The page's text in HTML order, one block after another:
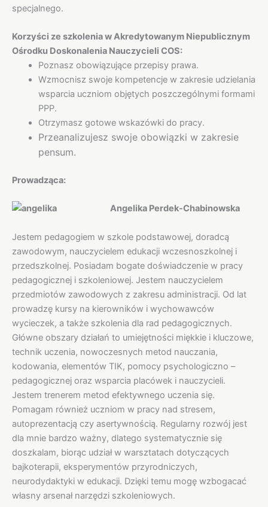
specjalnego.
Korzyści ze szkolenia w Akredytowanym Niepublicznym
Ośrodku Doskonalenia Nauczycieli COS:
Poznasz obowiązujące przepisy prawa.
Wzmocnisz swoje kompetencje w zakresie udzielania
wsparcia uczniom objętych poszczególnymi formami
PPP.
Otrzymasz gotowe wskazówki do pracy.
Przeanalizujesz swoje obowiązki w zakresie
pensum.
Prowadząca:
Angelika Perdek-Chabinowska
Jestem pedagogiem w szkole podstawowej, doradcą
zawodowym, nauczycielem edukacji wczesnoszkolnej i
przedszkolnej. Posiadam bogate doświadczenie w pracy
pedagogicznej i szkoleniowej. Jestem nauczycielem
przedmiotów zawodowych z zakresu administracji. Od lat
prowadzę kursy na kierowników i wychowawców
wycieczek, a także szkolenia dla rad pedagogicznych.
Główne obszary działań to umiejętności miękkie i kluczowe,
technik uczenia, nowoczesnych metod nauczania,
kodowania, elementów TIK, pomocy psychologiczno –
pedagogicznej oraz wsparcia placówek i nauczycieli.
Jestem trenerem metod efektywnego uczenia się.
Pomagam również uczniom w pracy nad stresem,
autoprezentacją czy asertywnością. Regularny rozwój jest
dla mnie bardzo ważny, dlatego systematycznie się
doszkalam, biorąc udział w warsztatach dotyczących
bajkoterapii, eksperymentów przyrodniczych,
neurodydaktyki w edukacji. Dzięki temu mogę wzbogacać
własny arsenał narzędzi szkoleniowych.